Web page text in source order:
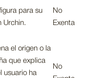
para su
Urchin.
No
Exenta
el origen o la
que explica
usuario ha
No